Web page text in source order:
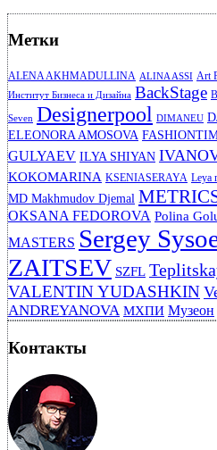
Метки
ALENA AKHMADULLINA ALINA ASSI Art
Институт Бизнеса и Дизайна BackStage
Seven Designerpool DIMANEU
ELEONORA AMOSOVA
GULYAEV ILYA SHIYAN
KOKOMARINA KSENIASERAYA Leya
MD Makhmudov Djemal
OKSANA FEDOROVA Polina
MASTERS Sergey
ZAITSEV SZFL
VALENTIN YUDASHKIN
ANDREYANOVA МХПИ Музеон
Контакты